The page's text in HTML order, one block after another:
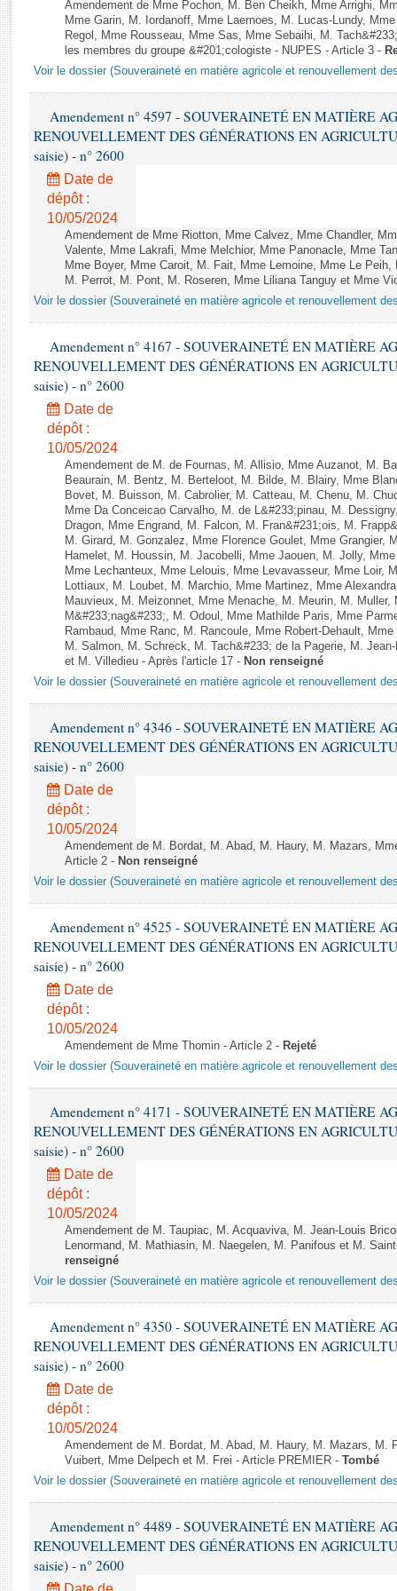
Rapports d'enquête
Rapports législatifs
Rapports sur l'application des lois
Baromètre de l’application des lois
Dossiers législatifs
Budget et sécurité sociale
Questions écrites et orales
Comptes rendus des débats
Amendement de Mme Pochon, M. Ben Cheikh, Mme Arrighi,
Mme Garin, M. Iordanoff, Mme Laernoes, M. Lucas-Lundy,
Regol, Mme Rousseau, Mme Sas, Mme Sebaihi, M.
les membres du groupe &#201;cologiste - NUPES - Article 3 -
Voir le dossier (Souveraineté en matière agricole et renouvellement
Amendement n° 4597 - SOUVERAINETÉ EN MATIÈRE
RENOUVELLEMENT DES GÉNÉRATIONS EN
saisie) - n° 2600
Date de
dépôt :
10/05/2024
Amendement de Mme Riotton, Mme Calvez, Mme Chandler,
Valente, Mme Lakrafi, Mme Melchior, Mme Panonacle, Mme
Mme Boyer, Mme Caroit, M. Fait, Mme Lemoine, Mme Le
M. Perrot, M. Pont, M. Roseren, Mme Liliana Tanguy et Mme
Voir le dossier (Souveraineté en matière agricole et renouvellement
Amendement n° 4167 - SOUVERAINETÉ EN MATIÈRE
RENOUVELLEMENT DES GÉNÉRATIONS EN
saisie) - n° 2600
Date de
dépôt :
10/05/2024
Amendement de M. de Fournas, M. Allisio, Mme Auzanot, M.
Beaurain, M. Bentz, M. Berteloot, M. Bilde, M. Blairy, Mme
Bovet, M. Buisson, M. Cabrolier, M. Catteau, M. Chenu, M.
Mme Da Conceicao Carvalho, M. de L&#233;pinau, M.
Dragon, Mme Engrand, M. Falcon, M. Fran&#231;ois, M.
M. Girard, M. Gonzalez, Mme Florence Goulet, Mme Grangier,
Hamelet, M. Houssin, M. Jacobelli, Mme Jaouen, M. Jolly,
Mme Lechanteux, Mme Lelouis, Mme Levavasseur, Mme Loir,
Lottiaux, M. Loubet, M. Marchio, Mme Martinez, Mme
Mauvieux, M. Meizonnet, Mme Menache, M. Meurin, M. Muller,
M&#233;nag&#233;, M. Odoul, Mme Mathilde Paris, Mme
Rambaud, Mme Ranc, M. Rancoule, Mme Robert-Dehault,
M. Salmon, M. Schreck, M. Tach&#233; de la Pagerie, M.
et M. Villedieu - Après l'article 17 - Non renseigné
Voir le dossier (Souveraineté en matière agricole et renouvellement
Amendement n° 4346 - SOUVERAINETÉ EN MATIÈRE
RENOUVELLEMENT DES GÉNÉRATIONS EN
saisie) - n° 2600
Date de
dépôt :
10/05/2024
Amendement de M. Bordat, M. Abad, M. Haury, M. Mazars,
Article 2 - Non renseigné
Voir le dossier (Souveraineté en matière agricole et renouvellement
Amendement n° 4525 - SOUVERAINETÉ EN MATIÈRE
RENOUVELLEMENT DES GÉNÉRATIONS EN
saisie) - n° 2600
Date de
dépôt :
10/05/2024
Amendement de Mme Thomin - Article 2 - Rejeté
Voir le dossier (Souveraineté en matière agricole et renouvellement
Amendement n° 4171 - SOUVERAINETÉ EN MATIÈRE
RENOUVELLEMENT DES GÉNÉRATIONS EN
saisie) - n° 2600
Date de
dépôt :
10/05/2024
Amendement de M. Taupiac, M. Acquaviva, M. Jean-Louis
Lenormand, M. Mathiasin, M. Naegelen, M. Panifous et M.
renseigné
Voir le dossier (Souveraineté en matière agricole et renouvellement
Amendement n° 4350 - SOUVERAINETÉ EN MATIÈRE
RENOUVELLEMENT DES GÉNÉRATIONS EN
saisie) - n° 2600
Date de
dépôt :
10/05/2024
Amendement de M. Bordat, M. Abad, M. Haury, M. Mazars, M.
Vuibert, Mme Delpech et M. Frei - Article PREMIER - Tombé
Voir le dossier (Souveraineté en matière agricole et renouvellement
Amendement n° 4489 - SOUVERAINETÉ EN MATIÈRE
RENOUVELLEMENT DES GÉNÉRATIONS EN
saisie) - n° 2600